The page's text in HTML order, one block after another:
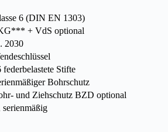
6 (DIN EN 1303)
+ VdS optional
2030
federbelastete Stifte
Bohrschutz
und Ziehschutz BZD optional
serienmäßig